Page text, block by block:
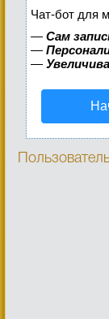
Чат-бот для
— Сам
—
—